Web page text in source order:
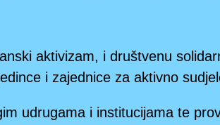
aktivizam, i društvenu
i zajednice za aktivno
udrugama i institucijama te